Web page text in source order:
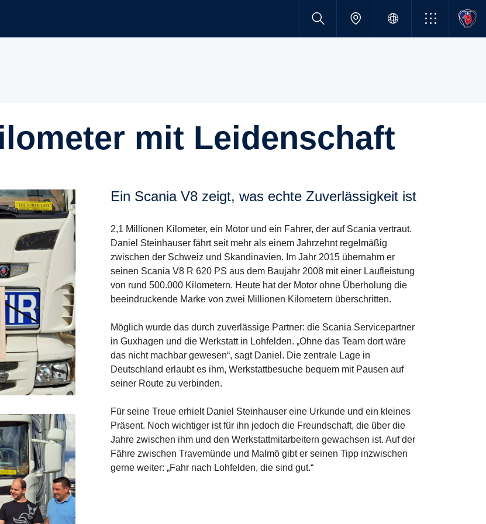
mit Leidenschaft
Ein Scania V8 zeigt, was echte Zuverlässigkeit ist
2,1 Millionen Kilometer, ein Motor und ein Fahrer, der auf Scania vertraut.
Daniel Steinhauser fährt seit mehr als einem Jahrzehnt regelmäßig
zwischen der Schweiz und Skandinavien. Im Jahr 2015 übernahm er
seinen Scania V8 R 620 PS aus dem Baujahr 2008 mit einer Laufleistung
von rund 500.000 Kilometern. Heute hat der Motor ohne Überholung die
beeindruckende Marke von zwei Millionen Kilometern überschritten.
Möglich wurde das durch zuverlässige Partner: die Scania Servicepartner
in Guxhagen und die Werkstatt in Lohfelden. „Ohne das Team dort wäre
das nicht machbar gewesen“, sagt Daniel. Die zentrale Lage in
Deutschland erlaubt es ihm, Werkstattbesuche bequem mit Pausen auf
seiner Route zu verbinden.
Für seine Treue erhielt Daniel Steinhauser eine Urkunde und ein kleines
Präsent. Noch wichtiger ist für ihn jedoch die Freundschaft, die über die
Jahre zwischen ihm und den Werkstattmitarbeitern gewachsen ist. Auf der
Fähre zwischen Travemünde und Malmö gibt er seinen Tipp inzwischen
gerne weiter: „Fahr nach Lohfelden, die sind gut.“